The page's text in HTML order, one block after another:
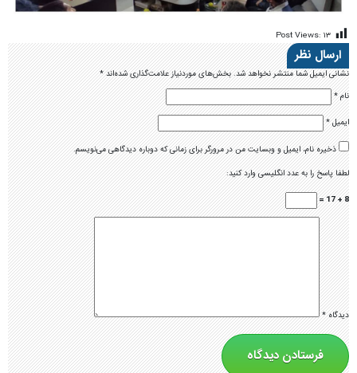
Post Views: ۱۳
ارسال نظر
نشانی ایمیل شما منتشر نخواهد شد.بخش‌های موردنیاز علامت‌گذاری شده‌اند*
نام*
ایمیل*
ذخیره نام، ایمیل و وبسایت من در مرورگر برای زمانی که دوباره دیدگاهی می‌نویسم.
لطفا پاسخ را به عدد انگلیسی وارد کنید:
8 + 17 =
دیدگاه*